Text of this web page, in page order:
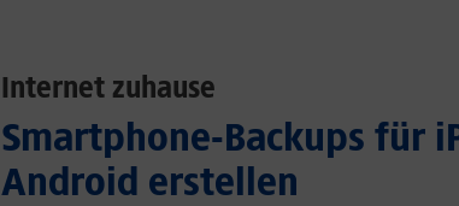
Internet zuhause
Smartphone-Backups für
Android erstellen